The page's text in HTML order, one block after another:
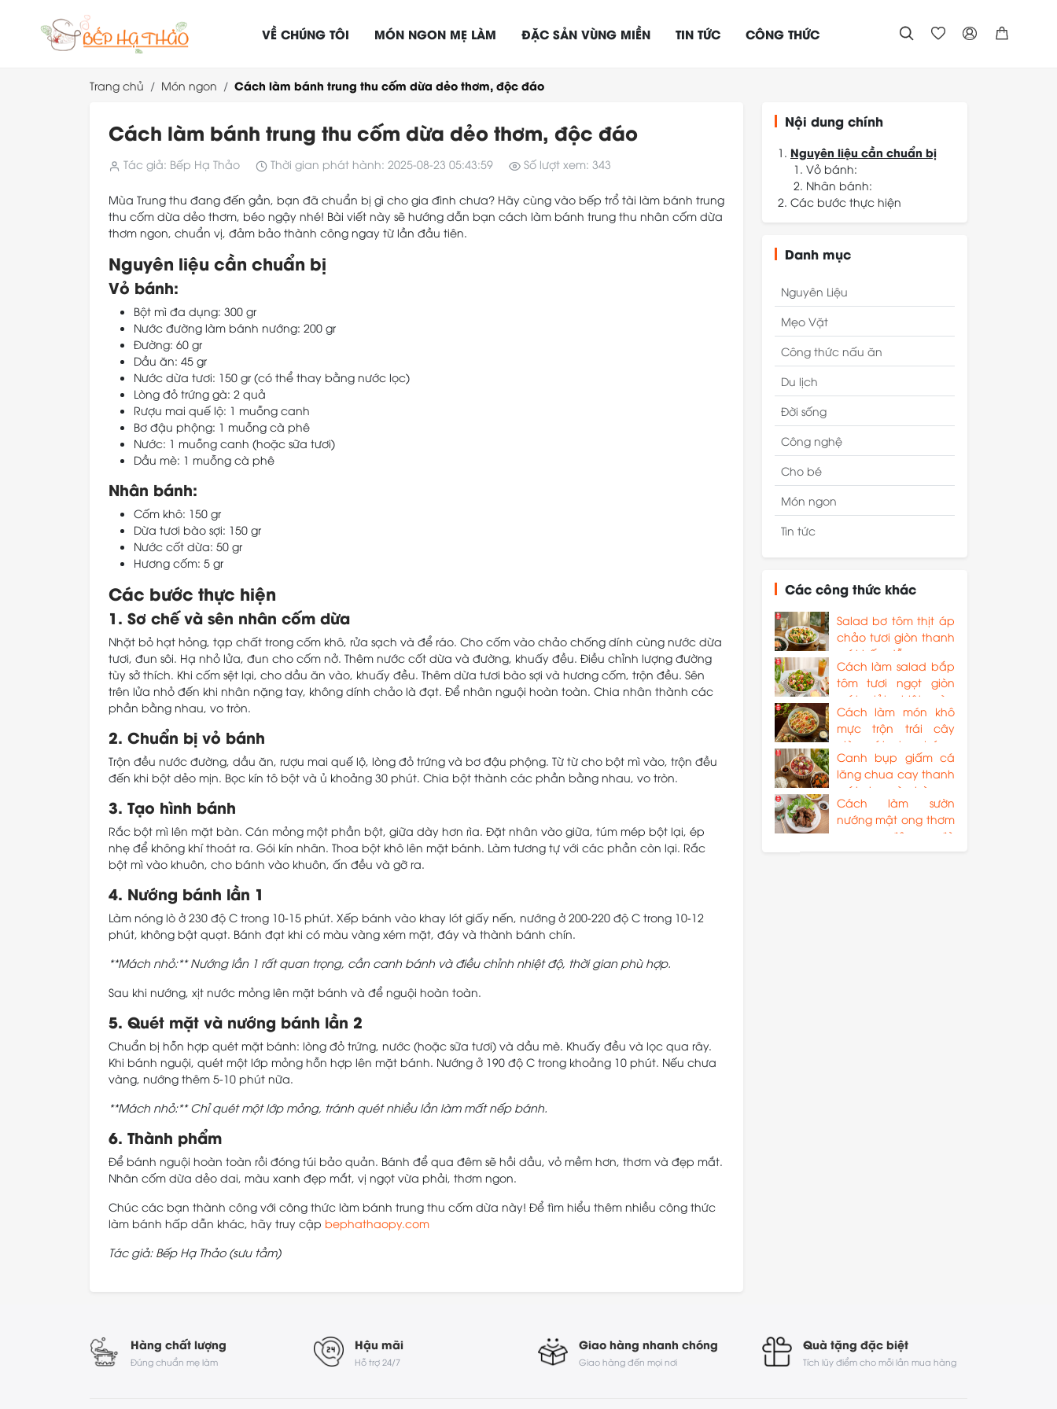
VỀ CHÚNG TÔI MÓN NGON MẸ LÀM ĐẶC SẢN VÙNG MIỀN TIN TỨC CÔNG THỨC    
Trang chủ Món ngon Cách làm bánh trung thu cốm dừa dẻo thơm, độc đáo
Cách làm bánh trung thu cốm dừa dẻo thơm, độc đáo
Tác giả: Bếp Hạ Thảo Thời gian phát hành: 2025-08-23 05:43:59 Số lượt xem: 343
Mùa Trung thu đang đến gần, bạn đã chuẩn bị gì cho gia đình chưa? Hãy cùng vào bếp trổ tài làm bánh trung
thu cốm dừa dẻo thơm, béo ngậy nhé! Bài viết này sẽ hướng dẫn bạn cách làm bánh trung thu nhân cốm dừa
thơm ngon, chuẩn vị, đảm bảo thành công ngay từ lần đầu tiên.
Nguyên liệu cần chuẩn bị
Vỏ bánh:
Bột mì đa dụng: 300 gr
Nước đường làm bánh nướng: 200 gr
Đường: 60 gr
Dầu ăn: 45 gr
Nước dừa tươi: 150 gr (có thể thay bằng nước lọc)
Lòng đỏ trứng gà: 2 quả
Rượu mai quế lộ: 1 muỗng canh
Bơ đậu phộng: 1 muỗng cà phê
Nước: 1 muỗng canh (hoặc sữa tươi)
Dầu mè: 1 muỗng cà phê
Nhân bánh:
Cốm khô: 150 gr
Dừa tươi bào sợi: 150 gr
Nước cốt dừa: 50 gr
Hương cốm: 5 gr
Các bước thực hiện
1. Sơ chế và sên nhân cốm dừa
Nhặt bỏ hạt hỏng, tạp chất trong cốm khô, rửa sạch và để ráo. Cho cốm vào chảo chống dính cùng nước dừa
tươi, đun sôi. Hạ nhỏ lửa, đun cho cốm nở. Thêm nước cốt dừa và đường, khuấy đều. Điều chỉnh lượng đường
tùy sở thích. Khi cốm sệt lại, cho dầu ăn vào, khuấy đều. Thêm dừa tươi bào sợi và hương cốm, trộn đều. Sên
trên lửa nhỏ đến khi nhân nặng tay, không dính chảo là đạt. Để nhân nguội hoàn toàn. Chia nhân thành các
phần bằng nhau, vo tròn.
2. Chuẩn bị vỏ bánh
Trộn đều nước đường, dầu ăn, rượu mai quế lộ, lòng đỏ trứng và bơ đậu phộng. Từ từ cho bột mì vào, trộn đều
đến khi bột dẻo mịn. Bọc kín tô bột và ủ khoảng 30 phút. Chia bột thành các phần bằng nhau, vo tròn.
3. Tạo hình bánh
Rắc bột mì lên mặt bàn. Cán mỏng một phần bột, giữa dày hơn rìa. Đặt nhân vào giữa, túm mép bột lại, ép
nhẹ để không khí thoát ra. Gói kín nhân. Thoa bột khô lên mặt bánh. Làm tương tự với các phần còn lại. Rắc
bột mì vào khuôn, cho bánh vào khuôn, ấn đều và gỡ ra.
4. Nướng bánh lần 1
Làm nóng lò ở 230 độ C trong 10-15 phút. Xếp bánh vào khay lót giấy nến, nướng ở 200-220 độ C trong 10-12
phút, không bật quạt. Bánh đạt khi có màu vàng xém mặt, đáy và thành bánh chín.
**Mách nhỏ:** Nướng lần 1 rất quan trọng, cần canh bánh và điều chỉnh nhiệt độ, thời gian phù hợp.
Sau khi nướng, xịt nước mỏng lên mặt bánh và để nguội hoàn toàn.
5. Quét mặt và nướng bánh lần 2
Chuẩn bị hỗn hợp quét mặt bánh: lòng đỏ trứng, nước (hoặc sữa tươi) và dầu mè. Khuấy đều và lọc qua rây.
Khi bánh nguội, quét một lớp mỏng hỗn hợp lên mặt bánh. Nướng ở 190 độ C trong khoảng 10 phút. Nếu chưa
vàng, nướng thêm 5-10 phút nữa.
**Mách nhỏ:** Chỉ quét một lớp mỏng, tránh quét nhiều lần làm mất nếp bánh.
6. Thành phẩm
Để bánh nguội hoàn toàn rồi đóng túi bảo quản. Bánh để qua đêm sẽ hồi dầu, vỏ mềm hơn, thơm và đẹp mắt.
Nhân cốm dừa dẻo dai, màu xanh đẹp mắt, vị ngọt vừa phải, thơm ngon.
Chúc các bạn thành công với công thức làm bánh trung thu cốm dừa này! Để tìm hiểu thêm nhiều công thức
làm bánh hấp dẫn khác, hãy truy cập bephathaopy.com
Tác giả: Bếp Hạ Thảo (sưu tầm)
Nội dung chính
Nguyên liệu cần chuẩn bị
Vỏ bánh:
Nhân bánh:
Các bước thực hiện
2. Chuẩn bị vỏ bánh
4. Nướng bánh lần 1
5. Quét mặt và nướng
bánh lần 2
6. Thành phẩm
Danh mục
Nguyên Liệu
Mẹo Vặt
Công thức nấu ăn
Du lịch
Đời sống
Công nghệ
Cho bé
Món ngon
Tin tức
Các công thức khác
Salad bơ tôm thịt áp
chảo tươi giòn thanh
mát hấp dẫn
Cách làm salad bắp
tôm tươi ngọt giòn
mát giải nhiệt mùa
hè
Cách làm món khô
mực trộn trái cây
giòn mát, chua béo
Canh bụp giấm cá
lăng chua cay thanh
mát cho mùa hè
Cách làm sườn
nướng mật ong thơm
ngon, đậm đà
Hàng chất lượng
Đúng chuẩn mẹ làm
Hậu mãi
Hỗ trợ 24/7
Giao hàng nhanh chóng
Giao hàng đến mọi nơi
Quà tặng đặc biệt
Tích lũy điểm cho mỗi lần mua hàng